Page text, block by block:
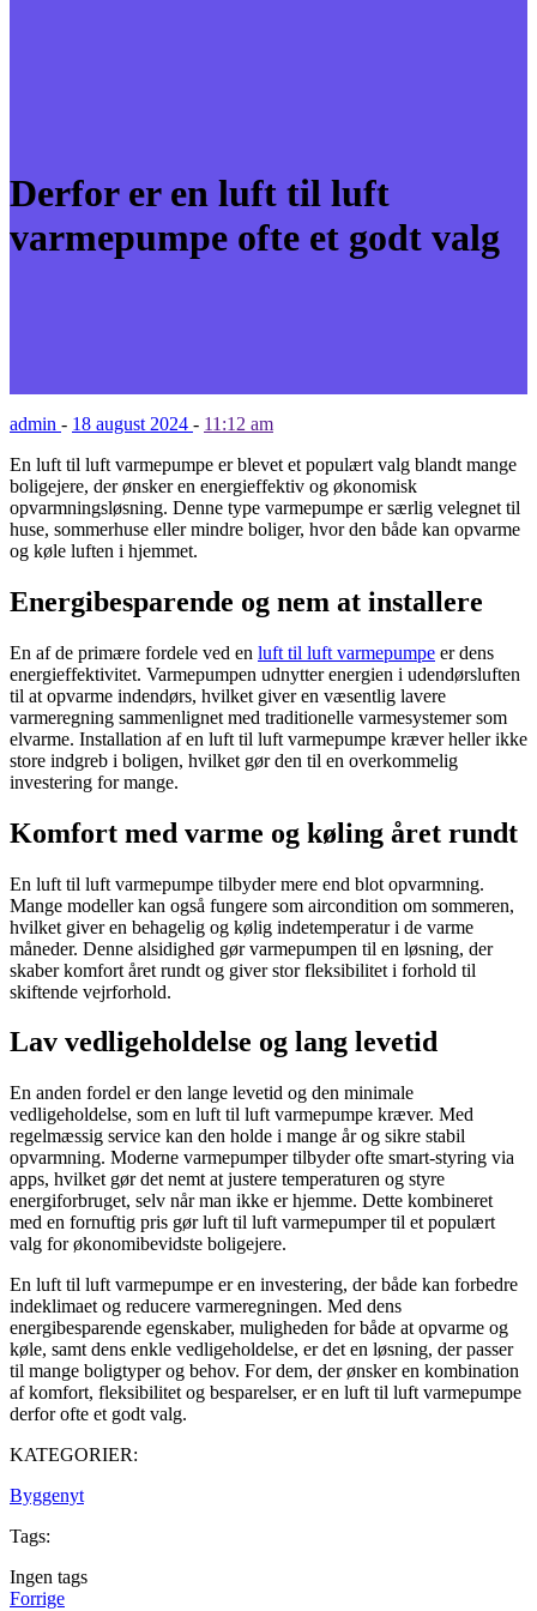
Derfor er en luft til luft
varmepumpe ofte et godt valg
admin - 18 august 2024 - 11:12 am
En luft til luft varmepumpe er blevet et populært valg blandt mange
boligejere, der ønsker en energieffektiv og økonomisk
opvarmningsløsning. Denne type varmepumpe er særlig velegnet til
huse, sommerhuse eller mindre boliger, hvor den både kan opvarme
og køle luften i hjemmet.
Energibesparende og nem at installere
En af de primære fordele ved en luft til luft varmepumpe er dens
energieffektivitet. Varmepumpen udnytter energien i udendørsluften
til at opvarme indendørs, hvilket giver en væsentlig lavere
varmeregning sammenlignet med traditionelle varmesystemer som
elvarme. Installation af en luft til luft varmepumpe kræver heller ikke
store indgreb i boligen, hvilket gør den til en overkommelig
investering for mange.
Komfort med varme og køling året rundt
En luft til luft varmepumpe tilbyder mere end blot opvarmning.
Mange modeller kan også fungere som aircondition om sommeren,
hvilket giver en behagelig og kølig indetemperatur i de varme
måneder. Denne alsidighed gør varmepumpen til en løsning, der
skaber komfort året rundt og giver stor fleksibilitet i forhold til
skiftende vejrforhold.
Lav vedligeholdelse og lang levetid
En anden fordel er den lange levetid og den minimale
vedligeholdelse, som en luft til luft varmepumpe kræver. Med
regelmæssig service kan den holde i mange år og sikre stabil
opvarmning. Moderne varmepumper tilbyder ofte smart-styring via
apps, hvilket gør det nemt at justere temperaturen og styre
energiforbruget, selv når man ikke er hjemme. Dette kombineret
med en fornuftig pris gør luft til luft varmepumper til et populært
valg for økonomibevidste boligejere.
En luft til luft varmepumpe er en investering, der både kan forbedre
indeklimaet og reducere varmeregningen. Med dens
energibesparende egenskaber, muligheden for både at opvarme og
køle, samt dens enkle vedligeholdelse, er det en løsning, der passer
til mange boligtyper og behov. For dem, der ønsker en kombination
af komfort, fleksibilitet og besparelser, er en luft til luft varmepumpe
derfor ofte et godt valg.
KATEGORIER:
Byggenyt
Tags:
Ingen tags
Forrige